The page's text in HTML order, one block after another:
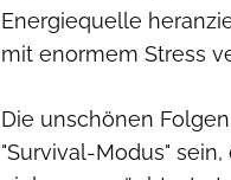
Energiequelle
mit enormem Stress
Die unschönen
"Survival-Modus"